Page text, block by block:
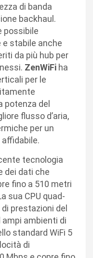
di banda
backhaul.
possibile
e stabile anche
da più hub per
ZenWiFi ha
per le
potenza del
flusso d’aria,
per un
tecnologia
dei dati che
fino a 510 metri
sua CPU quad-
prestazioni del
ampi ambienti di
standard WiFi 5
di